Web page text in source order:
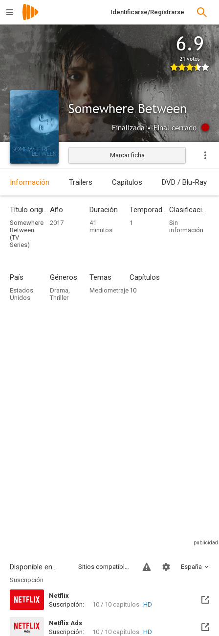
Identificarse/Registrarse
6.9
21 votos
Somewhere Between
Finalizada • Final cerrado
Marcar ficha
Información Trailers Capítulos DVD / Blu-Ray
Título original
Somewhere
Between
(TV
Series)
Año
2017
Duración
41
minutos
Temporadas
1
Clasificación por edades
Sin
información
País
Estados
Unidos
Géneros
Drama,
Thriller
Temas
Mediometraje
Capítulos
10
Disponible en... España
Sitios compatibles
Suscripción
Netflix
Suscripción:
10 / 10 capítulos HD
Netflix Ads
Suscripción:
10 / 10 capítulos HD